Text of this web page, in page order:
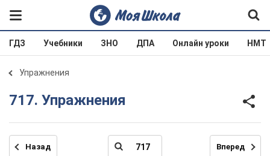
ГДЗ Учебники ЗНО ДПА Онлайн уроки НМТ
Упражнения
717. Упражнения
Назад Вперед